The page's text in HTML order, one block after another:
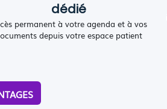
dédié
permanent à votre agenda et à vos
depuis votre espace patient